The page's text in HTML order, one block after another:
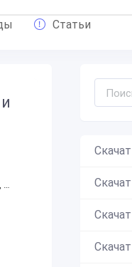
Статьи
, Трусы